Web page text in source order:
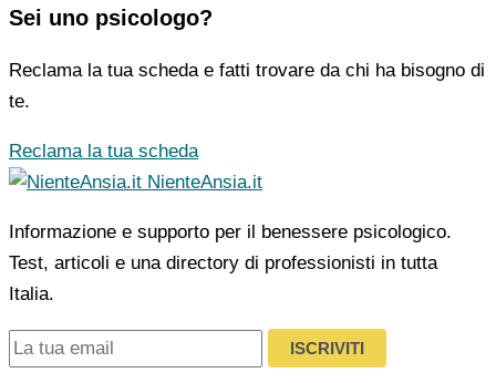
Sei uno psicologo?
Reclama la tua scheda e fatti trovare da chi ha bisogno di
te.
Reclama la tua scheda
NienteAnsia.it
Informazione e supporto per il benessere psicologico.
Test, articoli e una directory di professionisti in tutta
Italia.
ISCRIVITI